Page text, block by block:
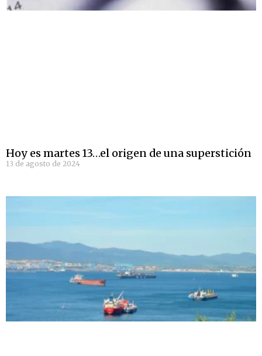
Hoy es martes 13…el origen de una superstición
13 de agosto de 2024